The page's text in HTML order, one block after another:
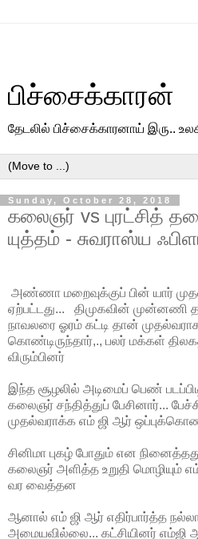
பிச்சைக்காரன்
தேடலில் பிச்சைக்காரனாய் இரு..
Sunday, October 28, 2018
கலைஞர் vs புரட்சித்
யுத்தம் - சுவராஸ்ய
அண்ணா மறைவுக்குப் பின் யார்
ஏற்பட்டது... திமுகவின் முன்னணி
நாவலரை ஓரம் கட்டி தான்
கொண்டிருந்தார்,., பலர் மக்கள்
விரும்பினர்
இந்த சூழலில் அடிமைப் பெண்
கலைஞர் சந்தித்துப் பேசினார்...
முதல்வராக்க எம் ஜி ஆர்
சினிமா புகழ் போதும் என
கலைஞர் அளித்த உறுதி மொழியும்
வர வைத்தன
ஆனால் எம் ஜி ஆர் எதிர்பார்த்த
அமையவில்லை... கட்சியினர் எம்ஜி